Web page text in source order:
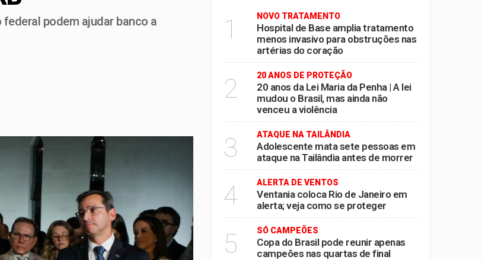
alimentação segura e personalizada aos pacientes
de energia interrompido nesta quinta-feira
menos invasivo para obstruções nas artérias do coração
lei mudou o Brasil, mas ainda não venceu a violência
podem ajudar banco a
1 NOVO TRATAMENTO
Hospital de Base amplia tratamento
menos invasivo para obstruções nas
artérias do coração
2 20 ANOS DE PROTEÇÃO
20 anos da Lei Maria da Penha | A lei
mudou o Brasil, mas ainda não
venceu a violência
3 ATAQUE NA TAILÂNDIA
Adolescente mata sete pessoas em
ataque na Tailândia antes de morrer
4 ALERTA DE VENTOS
Ventania coloca Rio de Janeiro em
alerta; veja como se proteger
5 SÓ CAMPEÕES
Copa do Brasil pode reunir apenas
campeões nas quartas de final